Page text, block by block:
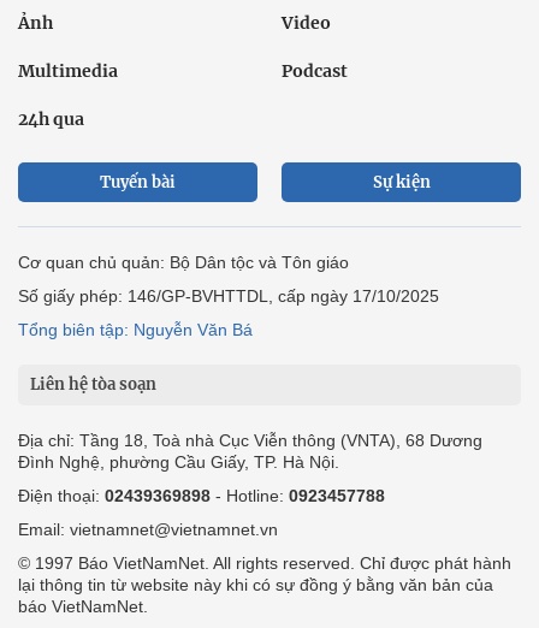
Ảnh Video
Multimedia Podcast
24h qua
Tuyến bài Sự kiện
Cơ quan chủ quản: Bộ Dân tộc và Tôn giáo
Số giấy phép: 146/GP-BVHTTDL, cấp ngày 17/10/2025
Tổng biên tập: Nguyễn Văn Bá
Liên hệ tòa soạn
Địa chỉ: Tầng 18, Toà nhà Cục Viễn thông (VNTA), 68 Dương
Đình Nghệ, phường Cầu Giấy, TP. Hà Nội.
Điện thoại: 02439369898 - Hotline: 0923457788
Email: vietnamnet@vietnamnet.vn
© 1997 Báo VietNamNet. All rights reserved. Chỉ được phát hành
lại thông tin từ website này khi có sự đồng ý bằng văn bản của
báo VietNamNet.